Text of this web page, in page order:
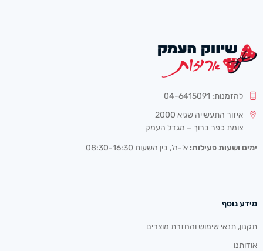
להזמנות: 04-6415091
איזור התעשייה שגיא 2000
צומת כפר ברוך – מגדל העמק
ימים ושעות פעילות: א’-ה’, בין השעות 08:30-16:30
מידע נוסף
תקנון, תנאי שימוש והחזרת מוצרים
אודותנו